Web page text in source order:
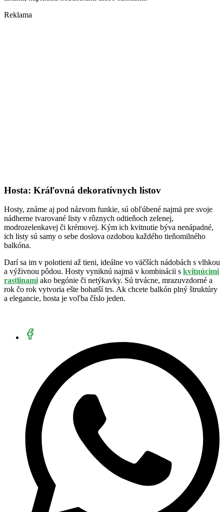
Reklama
Hosta: Kráľovná dekoratívnych listov
Hosty, známe aj pod názvom funkie, sú obľúbené najmä pre svoje
nádherne tvarované listy v rôznych odtieňoch zelenej,
modrozelenkavej či krémovej. Kým ich kvitnutie býva nenápadné,
ich listy sú samy o sebe doslova ozdobou každého tieňomilného
balkóna.
Darí sa im v polotieni až tieni, ideálne vo väčších nádobách s vlhkou
a výživnou pôdou. Hosty vyniknú najmä v kombinácii s kvitnúcimi
rastlinami ako begónie či netýkavky. Sú trvácne, mrazuvzdorné a
rok čo rok vytvoria ešte bohatší trs. Ak chcete balkón plný štruktúry
a elegancie, hosta je voľba číslo jeden.